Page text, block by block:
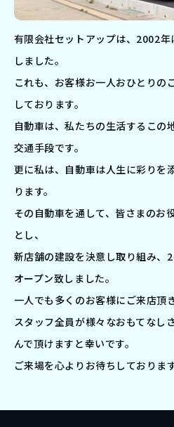
有限会社セットアップは、2002
しました。
これも、お客様お一人おひとりの
しております。
自動車は、私たちの生活するこの
交通手段です。
更に私は、自動車は人生に彩りを
ります。
その自動車を通して、皆さまのお
とし、
新店舗の建設を決意し取り組み、
オープン致しました。
一人でも多くのお客様にご来店頂
スタッフ全員が様々なおもてなし
んで頂けますと幸いです。
ご来場を心よりお待ちしております